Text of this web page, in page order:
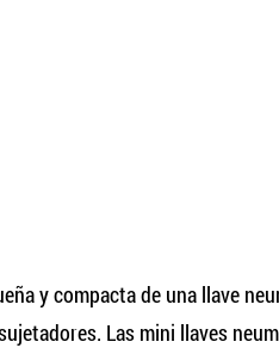
y compacta de una llave
Las mini llaves